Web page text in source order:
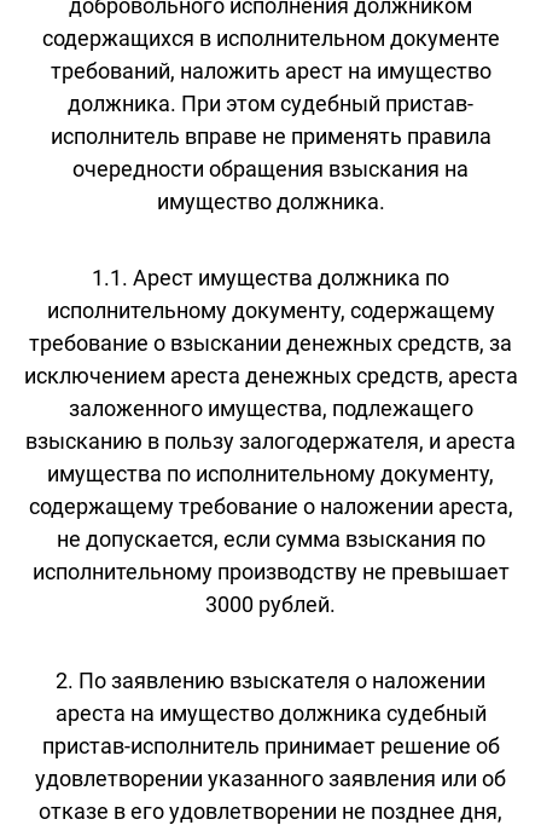
добровольного исполнения должником
содержащихся в исполнительном документе
требований, наложить арест на имущество
должника. При этом судебный пристав-
исполнитель вправе не применять правила
очередности обращения взыскания на
имущество должника.
1.1. Арест имущества должника по
исполнительному документу, содержащему
требование о взыскании денежных средств, за
исключением ареста денежных средств, ареста
заложенного имущества, подлежащего
взысканию в пользу залогодержателя, и ареста
имущества по исполнительному документу,
содержащему требование о наложении ареста,
не допускается, если сумма взыскания по
исполнительному производству не превышает
3000 рублей.
2. По заявлению взыскателя о наложении
ареста на имущество должника судебный
пристав-исполнитель принимает решение об
удовлетворении указанного заявления или об
отказе в его удовлетворении не позднее дня,